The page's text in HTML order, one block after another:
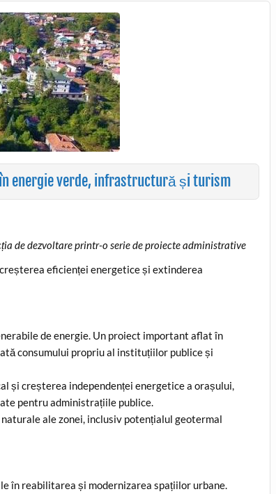
energie verde, infrastructură și turism
de dezvoltare printr-o serie de proiecte administrative
eficienței energetice și extinderea
de energie. Un proiect important aflat în
consumului propriu al instituțiilor publice și
și creșterea independenței energetice a orașului,
pentru administrațiile publice.
ale zonei, inclusiv potențialul geotermal
în reabilitarea și modernizarea spațiilor urbane.